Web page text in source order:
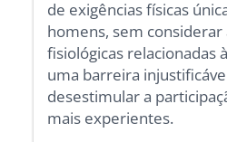
de exigências físicas
homens, sem considerar
fisiológicas relacionadas
uma barreira
desestimular a
mais experientes.